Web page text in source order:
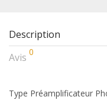
Description
Avis 0
Type Préamplificateur